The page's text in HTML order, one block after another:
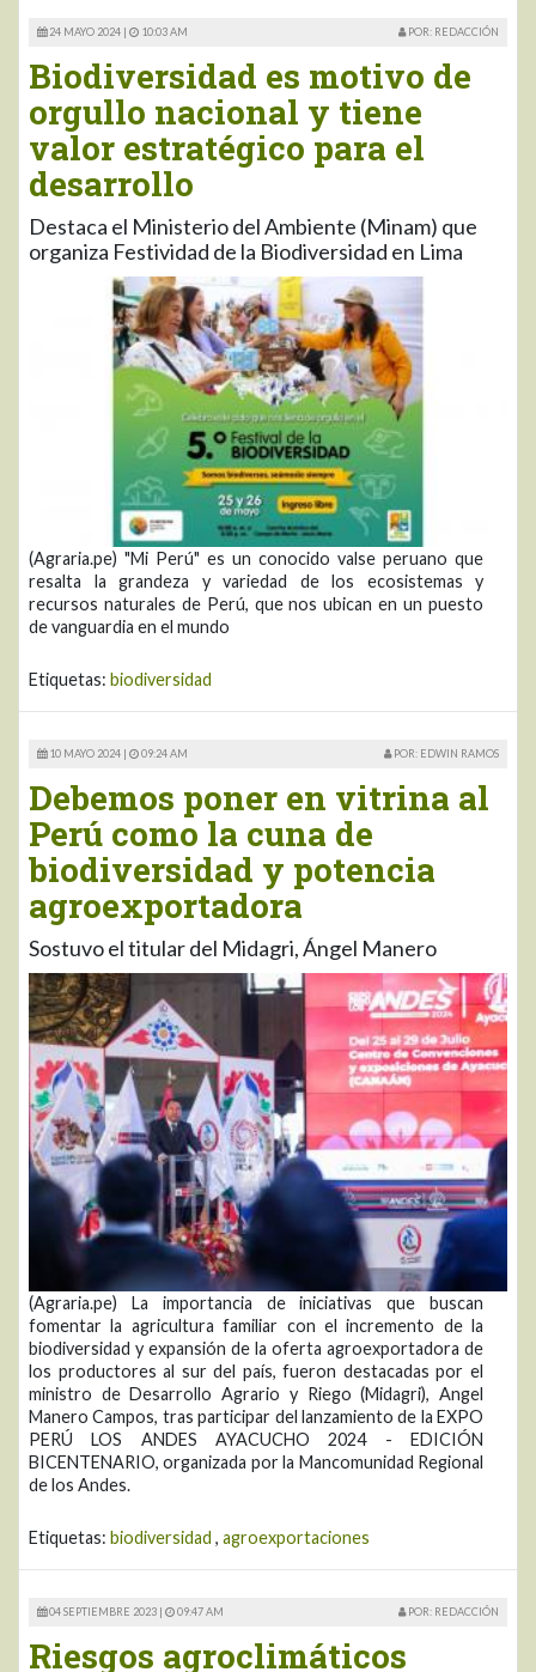
24 MAYO 2024 | 10:03 AM POR: REDACCIÓN
Biodiversidad es motivo de
orgullo nacional y tiene
valor estratégico para el
desarrollo
Destaca el Ministerio del Ambiente (Minam) que
organiza Festividad de la Biodiversidad en Lima
(Agraria.pe) "Mi Perú" es un conocido valse peruano que
resalta la grandeza y variedad de los ecosistemas y
recursos naturales de Perú, que nos ubican en un puesto
de vanguardia en el mundo
Etiquetas: biodiversidad
10 MAYO 2024 | 09:24 AM POR: EDWIN RAMOS
Debemos poner en vitrina al
Perú como la cuna de
biodiversidad y potencia
agroexportadora
Sostuvo el titular del Midagri, Ángel Manero
(Agraria.pe) La importancia de iniciativas que buscan
fomentar la agricultura familiar con el incremento de la
biodiversidad y expansión de la oferta agroexportadora de
los productores al sur del país, fueron destacadas por el
ministro de Desarrollo Agrario y Riego (Midagri), Angel
Manero Campos, tras participar del lanzamiento de la EXPO
PERÚ LOS ANDES AYACUCHO 2024 - EDICIÓN
BICENTENARIO, organizada por la Mancomunidad Regional
de los Andes.
Etiquetas: biodiversidad , agroexportaciones
04 SEPTIEMBRE 2023 | 09:47 AM POR: REDACCIÓN
Riesgos agroclimáticos